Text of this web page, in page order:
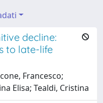
decline:
to late-life
Francesco;
Elisa; Tealdi, Cristina